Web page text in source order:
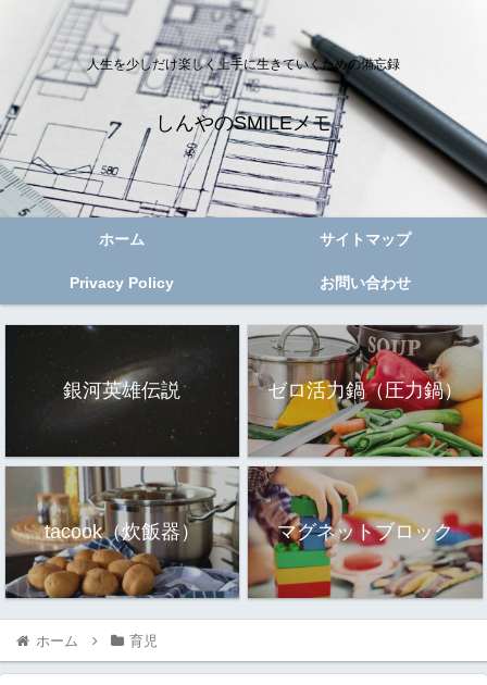
人生を少しだけ楽しく上手に生きていくための備忘録
しんやのSMILEメモ
ホーム サイトマップ
Privacy Policy お問い合わせ
銀河英雄伝説 ゼロ活力鍋（圧力鍋）
tacook（炊飯器） マグネットブロック
ホーム 育児